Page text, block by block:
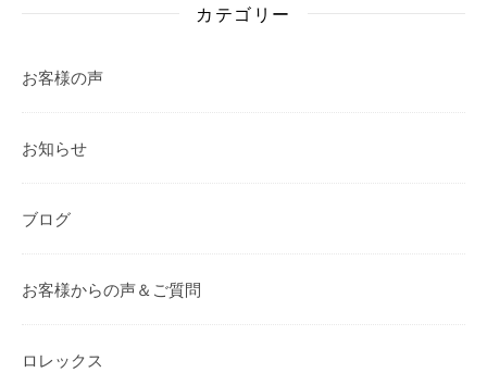
カテゴリー
お客様の声
お知らせ
ブログ
お客様からの声＆ご質問
ロレックス